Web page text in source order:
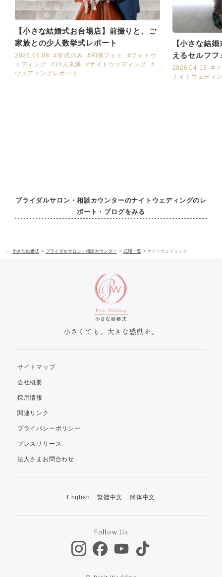
ブライダルサロン・相談カウンターのナイトウェディングのレ
ポート・ブログをみる
【小さな結婚式お台場店】前撮りと、ご
家族との少人数挙式レポート
2026.06.08 #挙式のみ #和装フォト
#フォトウ
ェディング
#10人未満 #ナイトウェディング
#
ウェディングレポート
【小さな結
えるセルフフ
2026.04.13
#
ナイトウェディ
小さな結婚式 ブライダルサロン・相談カウンター 式場一覧 ナイトウェディング
小さくても、大きな感動を。
サイトマップ
会社概要
採用情報
関連リンク
プライバシーポリシー
プレスリリース
法人さまお問合わせ
English 繁體中文 簡体中文
Follow Us